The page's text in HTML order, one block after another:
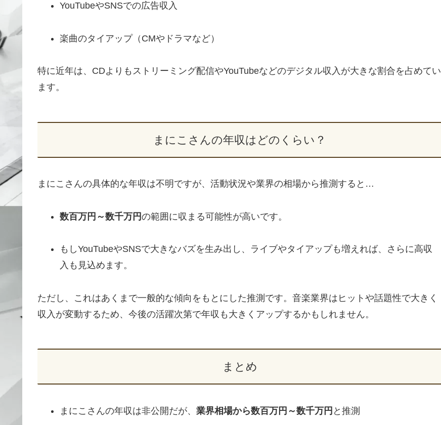
YouTubeやSNSでの広告収入
楽曲のタイアップ（CMやドラマなど）
特に近年は、CDよりもストリーミング配信やYouTubeなどのデジタル収入が大きな割合を占めてい
ます。
まにこさんの年収はどのくらい？
まにこさんの具体的な年収は不明ですが、活動状況や業界の相場から推測すると…
数百万円～数千万円の範囲に収まる可能性が高いです。
もしYouTubeやSNSで大きなバズを生み出し、ライブやタイアップも増えれば、さらに高収
入も見込めます。
ただし、これはあくまで一般的な傾向をもとにした推測です。音楽業界はヒットや話題性で大きく
収入が変動するため、今後の活躍次第で年収も大きくアップするかもしれません。
まとめ
まにこさんの年収は非公開だが、 業界相場から数百万円～数千万円 と推測